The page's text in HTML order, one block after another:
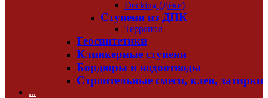
Decking (Дёке)
Ступени из ДПК
Террапол
Геосинтетики
Клинкерные ступени
Бордюры и водоотводы
Строительные смеси, клеи, затирки
...